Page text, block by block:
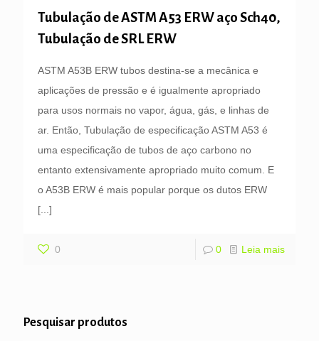
Tubulação de ASTM A53 ERW aço Sch40,
Tubulação de SRL ERW
ASTM A53B ERW tubos destina-se a mecânica e
aplicações de pressão e é igualmente apropriado
para usos normais no vapor, água, gás, e linhas de
ar. Então, Tubulação de especificação ASTM A53 é
uma especificação de tubos de aço carbono no
entanto extensivamente apropriado muito comum. E
o A53B ERW é mais popular porque os dutos ERW
[...]
0 0 Leia mais
Pesquisar produtos